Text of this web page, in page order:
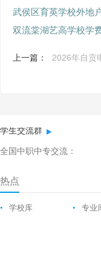
武侯区育英学校外地
双流棠湖艺高学校学
上一篇： 2026年自贡
学生交流群
全国中职中专交流：
热点
• 学校库 • 专业